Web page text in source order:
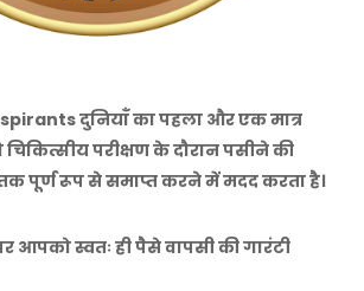
दुनियाँ का पहला और एक मात्र
परीक्षण के दौरान पसीने की
पूर्ण रूप से समाप्त करने में मदद करता है।
आपको स्वतः ही पैसे वापसी की गारंटी